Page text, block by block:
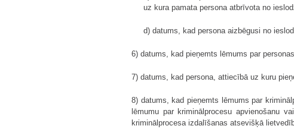
uz kura pamata persona atbrīvota no
d) datums, kad persona aizbēgusi no
6) datums, kad pieņemts lēmums par
7) datums, kad persona, attiecībā uz kuru
8) datums, kad pieņemts lēmums par
lēmumu par kriminālprocesu apvienošanu
kriminālprocesa izdalīšanas atsevišķā